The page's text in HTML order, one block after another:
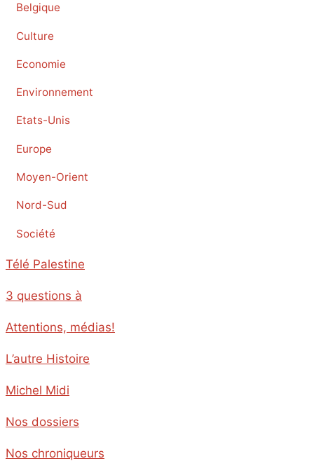
Belgique
Culture
Economie
Environnement
Etats-Unis
Europe
Moyen-Orient
Nord-Sud
Société
Télé Palestine
3 questions à
Attentions, médias!
L’autre Histoire
Michel Midi
Nos dossiers
Nos chroniqueurs